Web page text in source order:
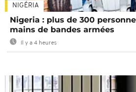
NIGÉRIA
Nigeria : plus de 300
mains de bandes armées
Il y a 4 heures